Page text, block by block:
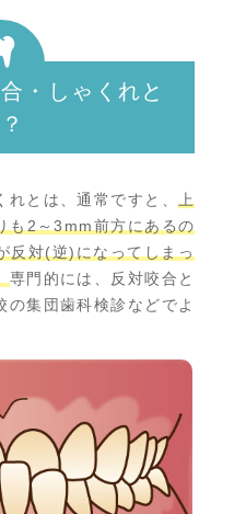
・しゃくれと
とは、通常ですと、
上
も2～3mm前方にあるの
反対(逆)になってしまっ
専門的には、反対咬合と
の集団歯科検診などでよ